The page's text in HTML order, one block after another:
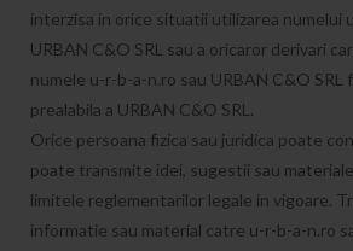
interzisa in orice situatii utilizarea numelui
URBAN C&O SRL sau a oricaror derivari
numele u-r-b-a-n.ro sau URBAN C&O SRL
prealabila a URBAN C&O SRL.
Orice persoana fizica sau juridica poate
poate transmite idei, sugestii sau
limitele reglementarilor legale in vigoare.
informatie sau material catre u-r-b-a-n.ro